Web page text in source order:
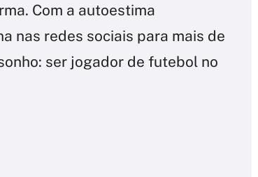
Com a autoestima
nas redes sociais para mais de
ser jogador de futebol no